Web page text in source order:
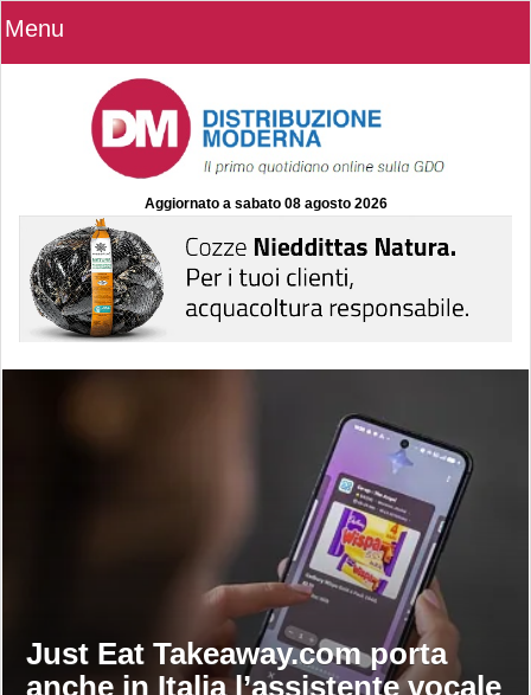
Menu
Aggiornato a sabato 08 agosto 2026
Just Eat Takeaway.com porta
anche in Italia l’assistente vocale